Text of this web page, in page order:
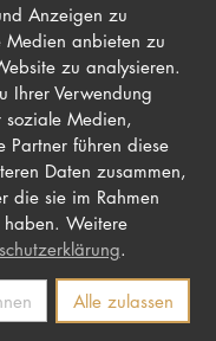
Newsletter
Barrierefreiheit
Anzeigen zu
Medien anbieten zu
zu analysieren.
Ihrer Verwendung
soziale Medien,
Partner führen diese
Daten zusammen,
die sie im Rahmen
Weitere
.
Alle zulassen
Online-